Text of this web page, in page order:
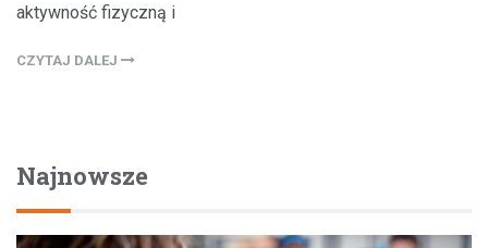
aktywność fizyczną i
CZYTAJ DALEJ
Najnowsze